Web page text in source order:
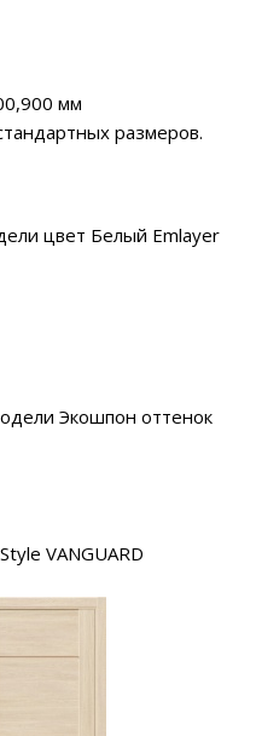
мм
размеров.
цвет Белый Emlayer
Экошпон оттенок
VANGUARD